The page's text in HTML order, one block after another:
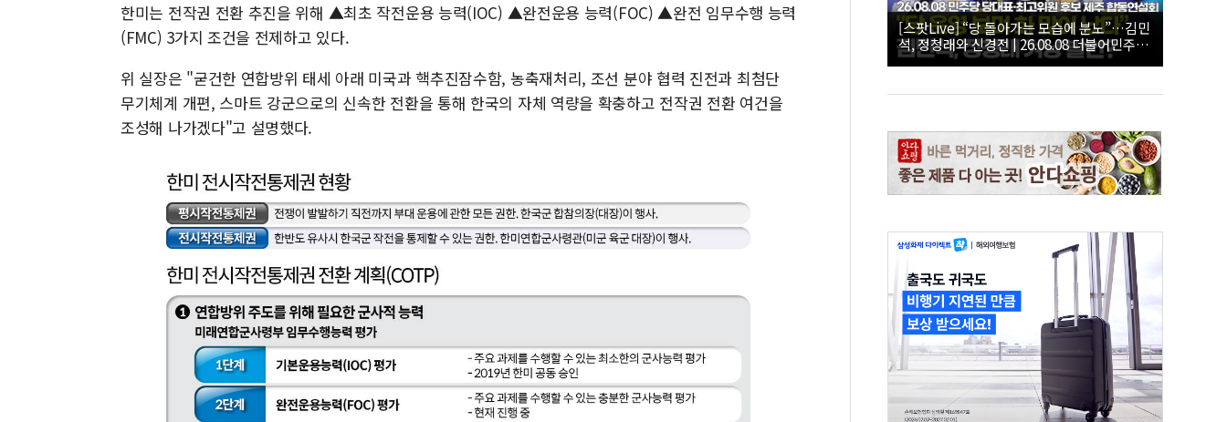
한미는 전작권 전환 추진을 위해 ▲최초 작전운용 능력(IOC) ▲완전운용 능력(FOC) ▲완전 임무수행 능력
(FMC) 3가지 조건을 전제하고 있다.
위 실장은 "굳건한 연합방위 태세 아래 미국과 핵추진잠수함, 농축재처리, 조선 분야 협력 진전과 최첨단
무기체계 개편, 스마트 강군으로의 신속한 전환을 통해 한국의 자체 역량을 확충하고 전작권 전환 여건을
조성해 나가겠다"고 설명했다.
[스팟Live] “당 돌아가는 모습에 분노”…김민
석, 정청래와 신경전 | 26.08.08 더불어민주당
당대표·최고위원 후보 제주 합동연설회